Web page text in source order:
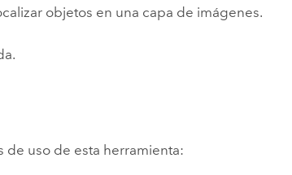
objetos en una capa de imágenes.
uso de esta herramienta: